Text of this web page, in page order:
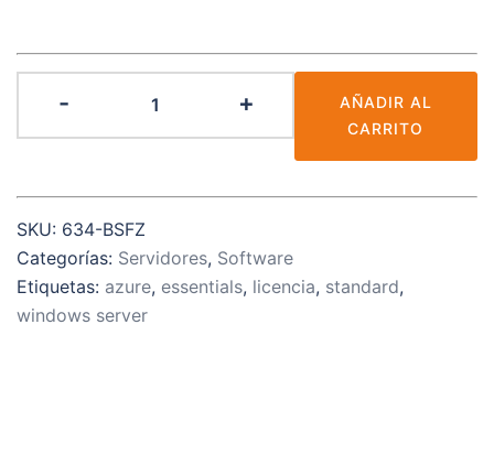
-
Windows
Server
Essentials
+
AÑADIR AL
CARRITO
SKU: 634-BSFZ
Categorías: Servidores, Software
Etiquetas: azure, essentials, licencia, standard,
windows server